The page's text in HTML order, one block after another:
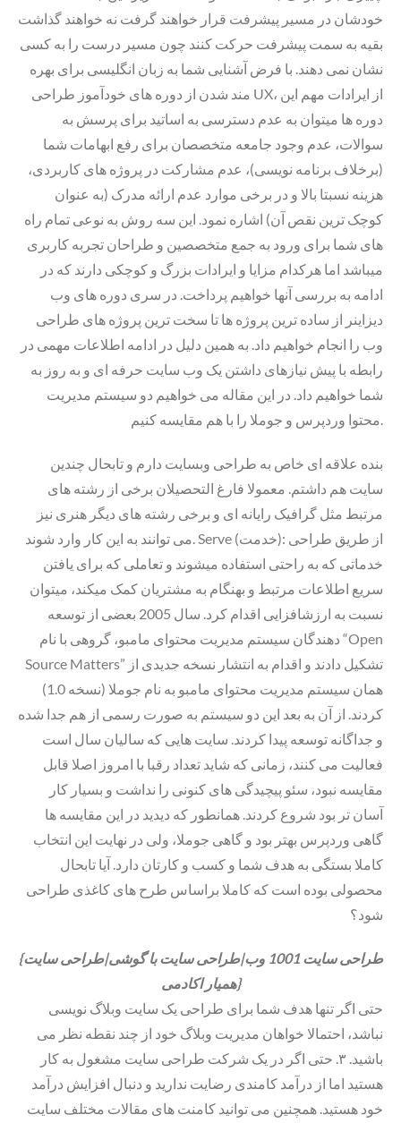
خودشان در مسیر پیشرفت قرار خواهند گرفت نه خواهند گذاشت
بقیه به سمت پیشرفت حرکت کنند چون مسیر درست را به کسی
نشان نمی دهند. با فرض آشنایی شما به زبان انگلیسی برای بهره
مند شدن از دوره های خودآموز طراحی UX، از ایرادات مهم این
دوره ها میتوان به عدم دسترسی به اساتید برای پرسش به
سوالات، عدم وجود جامعه متخصصان برای رفع ابهامات شما
(برخلاف برنامه نویسی)، عدم مشارکت در پروژه های کاربردی،
هزینه نسبتا بالا و در برخی موارد عدم ارائه مدرک (به عنوان
کوچک ترین نقص آن) اشاره نمود. این سه روش به نوعی تمام راه
های شما برای ورود به جمع متخصصین و طراحان تجربه کاربری
میباشد اما هرکدام مزایا و ایرادات بزرگ و کوچکی دارند که در
ادامه به بررسی آنها خواهیم پرداخت. در سری دوره های وب
دیزاینر از ساده ترین پروژه ها تا سخت ترین پروژه های طراحی
وب را انجام خواهیم داد. به همین دلیل در ادامه اطلاعات مهمی در
رابطه با پیش نیازهای داشتن یک وب سایت حرفه ای و به روز به
شما خواهیم داد. در این مقاله می خواهیم دو سیستم مدیریت
محتوا وردپرس و جوملا را با هم مقایسه کنیم.
بنده علاقه ای خاص به طراحی وبسایت دارم و تابحال چندین
سایت هم داشتم. معمولا فارغ التحصیلان برخی از رشته های
مرتبط مثل گرافیک رایانه ای و برخی رشته های دیگر هنری نیز
می توانند به این کار وارد شوند. Serve (خدمت): از طریق طراحی
خدماتی که به راحتی استفاده میشوند و تعاملی که برای یافتن
سریع اطلاعات مرتبط و بهنگام به مشتریان کمک میکند، میتوان
نسبت به ارزشافزایی اقدام کرد. سال 2005 بعضی از توسعه
دهندگان سیستم مدیریت محتوای مامبو، گروهی با نام “Open
Source Matters” تشکیل دادند و اقدام به انتشار نسخه جدیدی از
همان سیستم مدیریت محتوای مامبو به نام جوملا (نسخه 1.0)
کردند. از آن به بعد این دو سیستم به صورت رسمی از هم جدا شده
و جداگانه توسعه پیدا کردند. سایت هایی که سالیان سال است
فعالیت می کنند، زمانی که شاید تعداد رقبا با امروز اصلا قابل
مقایسه نبود، سئو پیچیدگی های کنونی را نداشت و بسیار کار
آسان تر بود شروع کردند. همانطور که دیدید در این مقایسه ها
گاهی وردپرس بهتر بود و گاهی جوملا، ولی در نهایت این انتخاب
کاملا بستگی به هدف شما و کسب و کارتان دارد. آیا تابحال
محصولی بوده است که کاملا براساس طرح های کاغذی طراحی
شود؟
{طراحی سایت 1001 وب|طراحی سایت با گوشی|طراحی سایت
همیار اکادمی}
حتی اگر تنها هدف شما برای طراحی یک سایت وبلاگ نویسی
نباشد، احتمالا خواهان مدیریت وبلاگ خود از چند نقطه نظر می
باشید. ۳. حتی اگر در یک شرکت طراحی سایت مشغول به کار
هستید اما از درآمد کامندی رضایت ندارید و دنبال افزایش درآمد
خود هستید. همچنین می توانید کامنت های مقالات مختلف سایت